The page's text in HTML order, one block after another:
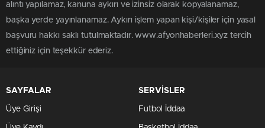
alıntı yapılamaz, kanuna aykırı ve izinsiz olarak kopyalanamaz,
başka yerde yayınlanamaz. Aykırı işlem yapan kişi/kişiler için yasal
başvuru hakkı saklı tutulmaktadır. www.afyonhaberleri.xyz tercih
ettiğiniz için teşekkür ederiz.
SAYFALAR
Üye Girişi
SERVİSLER
Futbol İddaa